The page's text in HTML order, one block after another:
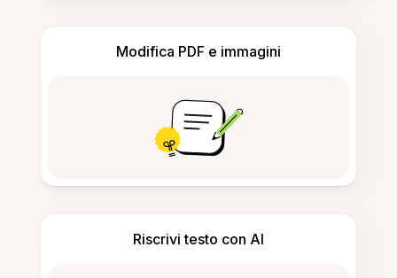
Modifica PDF e immagini
Riscrivi testo con AI